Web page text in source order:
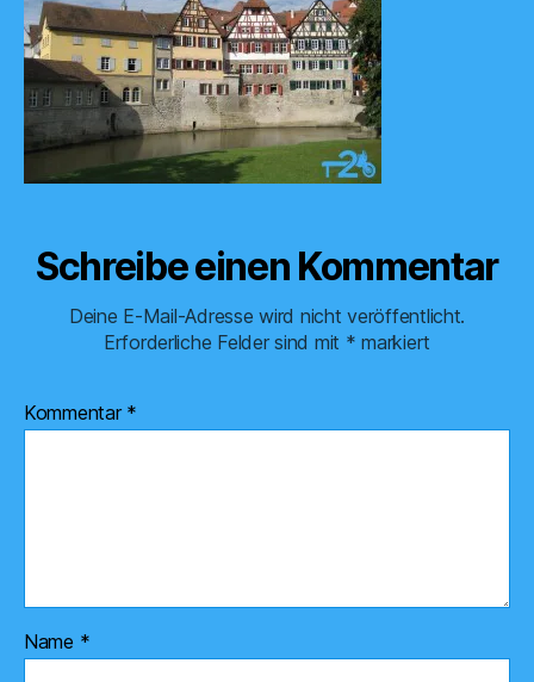
Schreibe einen Kommentar
Deine E-Mail-Adresse wird nicht veröffentlicht.
Erforderliche Felder sind mit * markiert
Kommentar *
Name *